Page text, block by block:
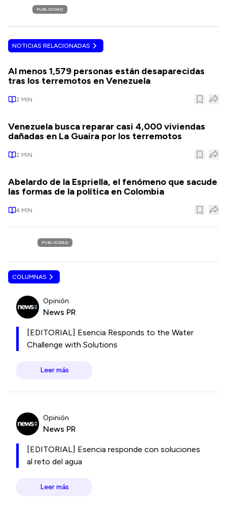
PUBLICIDAD
NOTICIAS RELACIONADAS
Al menos 1,579 personas están desaparecidas
tras los terremotos en Venezuela
2 MIN
Venezuela busca reparar casi 4,000 viviendas
dañadas en La Guaira por los terremotos
2 MIN
Abelardo de la Espriella, el fenómeno que sacude
las formas de la política en Colombia
4 MIN
PUBLICIDAD
COLUMNAS
Opinión
News PR
[EDITORIAL] Esencia Responds to the Water
Challenge with Solutions
Leer más
Opinión
News PR
[EDITORIAL] Esencia responde con soluciones
al reto del agua
Leer más